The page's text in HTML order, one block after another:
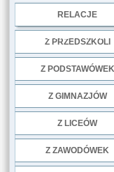
RELACJE
Z PRZEDSZKOLI
Z PODSTAWÓWEK
Z GIMNAZJÓW
Z LICEÓW
Z ZAWODÓWEK